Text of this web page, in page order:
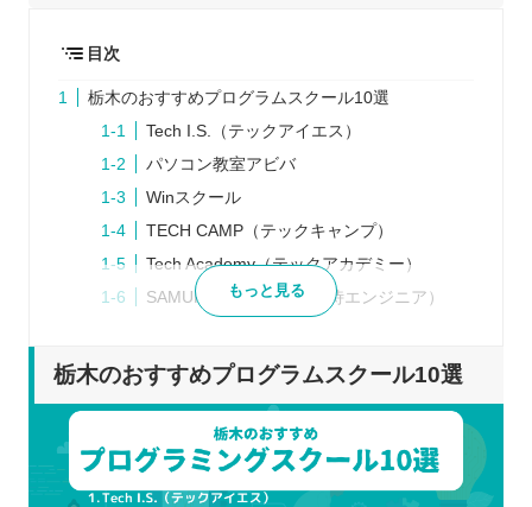
目次
栃木のおすすめプログラムスクール10選
Tech I.S.（テックアイエス）
パソコン教室アビバ
Winスクール
TECH CAMP（テックキャンプ）
Tech Academy（テックアカデミー）
SAMURAI ENGINEER（侍エンジニア）
日本プログラミングスクール
CODEGYM（コードジム）
プログラムスクールを選ぶポイント
目的に合った学習ができるか
もっと見る
栃木のおすすめプログラムスクール10選